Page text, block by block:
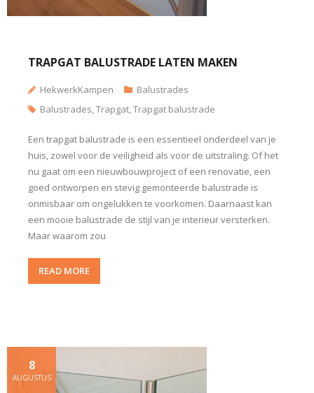
TRAPGAT BALUSTRADE LATEN MAKEN
HekwerkKampen
Balustrades
Balustrades,Trapgat,Trapgat balustrade
Een trapgat balustrade is een essentieel onderdeel van je
huis, zowel voor de veiligheid als voor de uitstraling. Of het
nu gaat om een nieuwbouwproject of een renovatie, een
goed ontworpen en stevig gemonteerde balustrade is
onmisbaar om ongelukken te voorkomen. Daarnaast kan
een mooie balustrade de stijl van je interieur versterken.
Maar waarom zou
READ MORE
8
AUGUSTUS